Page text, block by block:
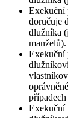
Exekuční
doručuje
dlužníka
manželů).
Exekuční
Exekuční